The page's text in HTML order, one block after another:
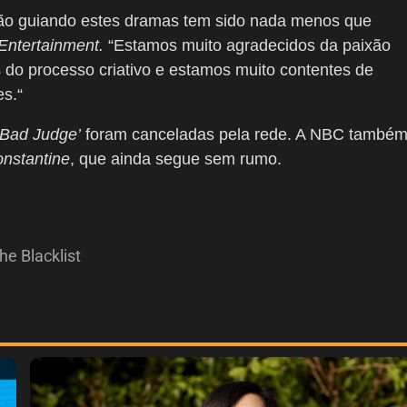
guiando estes dramas tem sido nada menos que
“Estamos muito agradecidos da paixão
do processo criativo e estamos muito contentes de
“
Judge’foram canceladas pela rede. A NBC também
, que ainda segue sem rumo.
Blacklist